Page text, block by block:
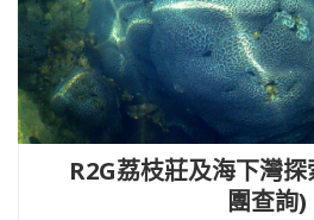
R2G荔枝莊及海下灣
團查詢)